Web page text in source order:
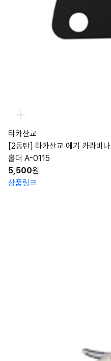
타카산교
[2동탄] 타카산교 에기 카라비나
홀더 A-0115
5,500원
상품링크